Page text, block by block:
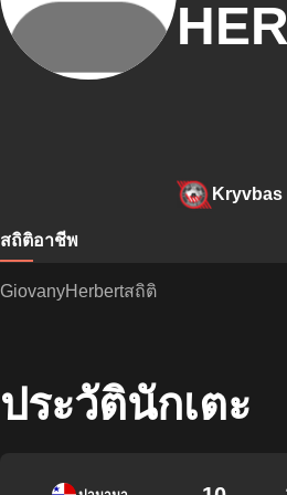
Kryvbas
สถิติอาชีพ
GiovanyHerbertสถิติ
ประวัตินักเตะ